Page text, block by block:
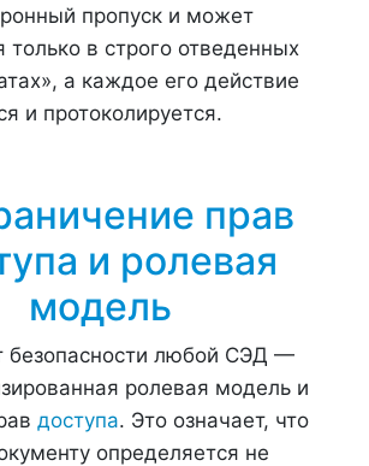
пропуск и может
только в строго отведенных
а каждое его действие
и протоколируется.
прав
и ролевая
модель
безопасности любой СЭД —
ролевая модель и
доступа. Это означает, что
определяется не